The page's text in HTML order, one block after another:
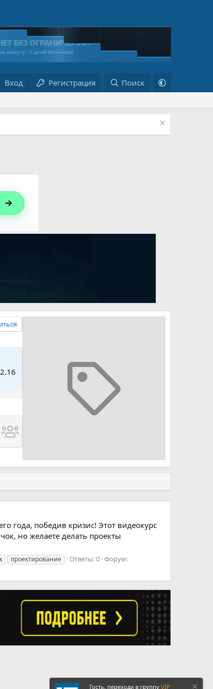
Вход Регистрация Поиск
года, победив кризис! Этот видеокурс
но желаете делать проекты
проектирование Ответы: 0 Форум:
Гость, переходи в группу VIP